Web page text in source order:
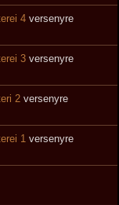
4 versenyre
3 versenyre
2 versenyre
1 versenyre